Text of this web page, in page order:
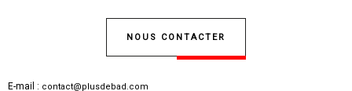
NOUS CONTACTER
E-mail : contact@plusdebad.com